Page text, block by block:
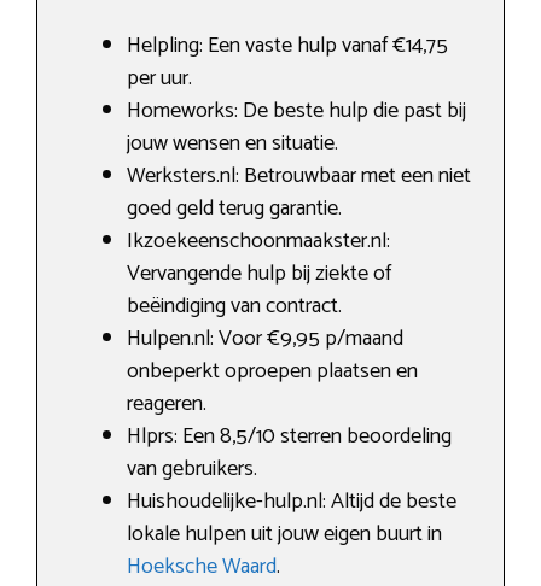
Helpling: Een vaste hulp vanaf €14,75
per uur.
Homeworks: De beste hulp die past bij
jouw wensen en situatie.
Werksters.nl: Betrouwbaar met een niet
goed geld terug garantie.
Ikzoekeenschoonmaakster.nl:
Vervangende hulp bij ziekte of
beëindiging van contract.
Hulpen.nl: Voor €9,95 p/maand
onbeperkt oproepen plaatsen en
reageren.
Hlprs: Een 8,5/10 sterren beoordeling
van gebruikers.
Huishoudelijke-hulp.nl: Altijd de beste
lokale hulpen uit jouw eigen buurt in
Hoeksche Waard.